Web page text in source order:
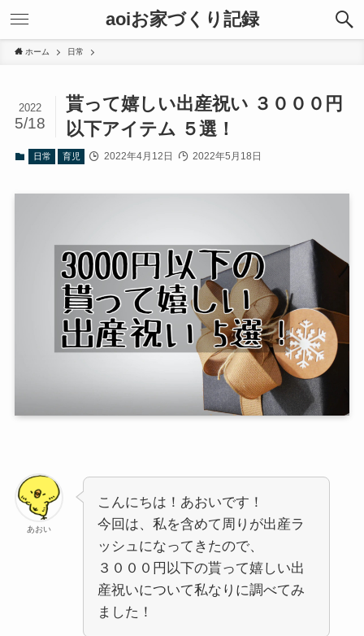
aoiお家づくり記録
ホーム 日常
貰って嬉しい出産祝い ３０００円
以下アイテム ５選！
2022
5/18
日常 育児 2022年4月12日 2022年5月18日
あおい
こんにちは！あおいです！
今回は、私を含めて周りが出産ラ
ッシュになってきたので、
３０００円以下の貰って嬉しい出
産祝いについて私なりに調べてみ
ました！